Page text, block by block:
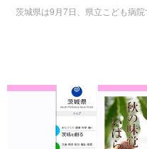
茨城県は9月7日、県立こども病院